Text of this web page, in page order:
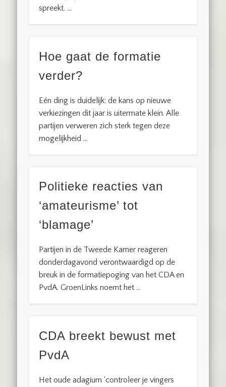
spreekt. …
Hoe gaat de formatie
verder?
Eén ding is duidelijk: de kans op nieuwe
verkiezingen dit jaar is uitermate klein. Alle
partijen verweren zich sterk tegen deze
mogelijkheid …
Politieke reacties van
‘amateurisme’ tot
‘blamage’
Partijen in de Tweede Kamer reageren
donderdagavond verontwaardigd op de
breuk in de formatiepoging van het CDA en
PvdA. GroenLinks noemt het …
CDA breekt bewust met
PvdA
Het oude adagium ‘controleer je vingers